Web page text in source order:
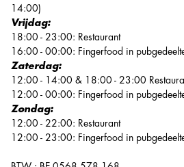
14:00)
Vrijdag:
18:00 - 23:00: Restaurant
16:00 - 00:00: Fingerfood in
Zaterdag:
12:00 - 14:00 & 18:00 - 23:00
12:00 - 00:00: Fingerfood in
Zondag:
12:00 - 22:00: Restaurant
12:00 - 23:00: Fingerfood in